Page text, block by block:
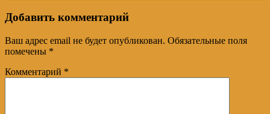
Добавить комментарий
Ваш адрес email не будет опубликован. Обязательные поля
помечены *
Комментарий *